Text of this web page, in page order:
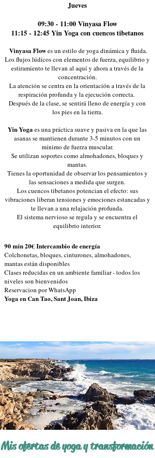
Jueves
09:30 - 11:00 Vinyasa Flow
11:15 - 12:45 Yin Yoga con cuencos tibetanos
Vinyasa Flowes un estilo de yoga dinámica y fluida.
Los flujos lúdicos con elementos de fuerza, equilibrio y
estiramiento te llevan al aquí y ahora a través de la
concentración.
La atención se centra en la orientación a través de la
respiración profunda y la ejecución correcta.
Después de la clase, se sentirá lleno de energía y con
los pies en la tierra.
Yin Yogaes una práctica suave y pasiva en la que las
asanas se mantienen durante 3-5 minutos con un
mínimo de fuerza muscular.
Se utilizan soportes como almohadones, bloques y
mantas.
Tienes la oportunidad de observar los pensamientos y
las sensaciones a medida que surgen.
Los cuencos tibetanos potencian el efecto: sus
vibraciones liberan tensiones y emociones estancadas y
te llevan a una relajación profunda.
El sistema nervioso se regula y se encuentra el
equilibrio interior.
90 min 20€ Intercambio de energía
Colchonetas, bloques, cinturones, almohadones,
mantas están disponibles
Clases reducidas en un ambiente familiar - todos los
niveles son bienvenidos
Reservacion por WhatsApp
Yoga en Can Tao, Sant Joan, Ibiza
Mis ofertas de yoga y transformación